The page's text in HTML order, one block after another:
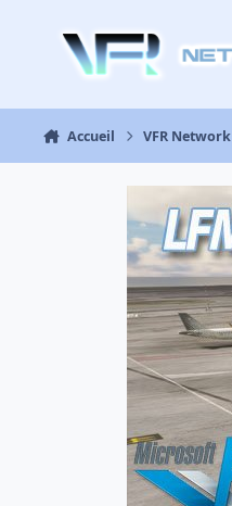
Accueil VFR Network